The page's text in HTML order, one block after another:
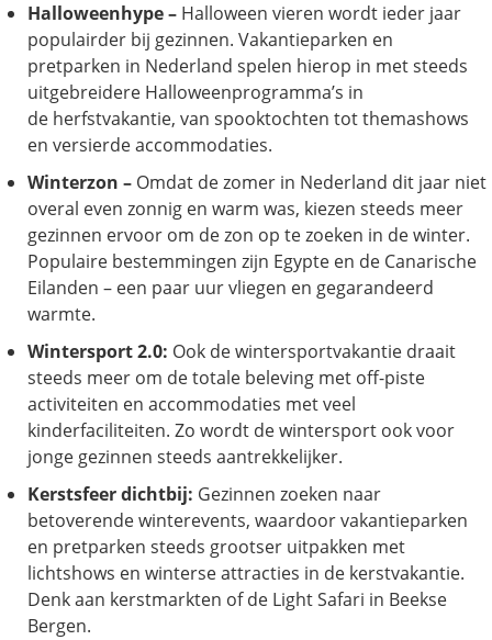
Halloweenhype – Halloween vieren wordt ieder jaar
populairder bij gezinnen. Vakantieparken en
pretparken in Nederland spelen hierop in met steeds
uitgebreidere Halloweenprogramma’s in
de herfstvakantie, van spooktochten tot themashows
en versierde accommodaties.
Winterzon – Omdat de zomer in Nederland dit jaar niet
overal even zonnig en warm was, kiezen steeds meer
gezinnen ervoor om de zon op te zoeken in de winter.
Populaire bestemmingen zijn Egypte en de Canarische
Eilanden – een paar uur vliegen en gegarandeerd
warmte.
Wintersport 2.0: Ook de wintersportvakantie draait
steeds meer om de totale beleving met off-piste
activiteiten en accommodaties met veel
kinderfaciliteiten. Zo wordt de wintersport ook voor
jonge gezinnen steeds aantrekkelijker.
Kerstsfeer dichtbij: Gezinnen zoeken naar
betoverende winterevents, waardoor vakantieparken
en pretparken steeds grootser uitpakken met
lichtshows en winterse attracties in de kerstvakantie.
Denk aan kerstmarkten of de Light Safari in Beekse
Bergen.